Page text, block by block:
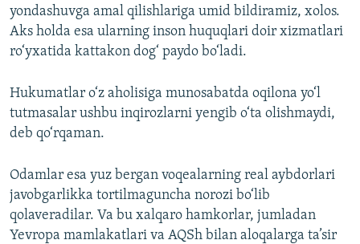
yondashuvga amal qilishlariga umid bildiramiz, xolos.
Aks holda esa ularning inson huquqlari doir xizmatlari
ro‘yxatida kattakon dog‘ paydo bo‘ladi.
Hukumatlar o‘z aholisiga munosabatda oqilona yo‘l
tutmasalar ushbu inqirozlarni yengib o‘ta olishmaydi,
deb qo‘rqaman.
Odamlar esa yuz bergan voqealarning real aybdorlari
javobgarlikka tortilmaguncha norozi bo‘lib
qolaveradilar. Va bu xalqaro hamkorlar, jumladan
Yevropa mamlakatlari va AQSh bilan aloqalarga ta’sir